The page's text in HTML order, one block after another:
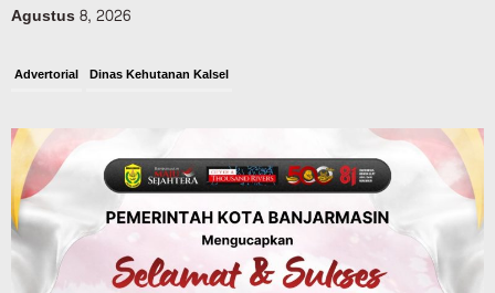
Agustus 8, 2026
Advertorial Dinas Kehutanan Kalsel
Tahura Sultan Adam Berhasil
Dikendalikan
Agustus 8, 2026
Headline